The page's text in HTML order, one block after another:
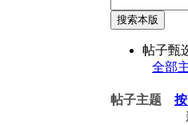
搜索本版
帖子甄
全部
帖子主题